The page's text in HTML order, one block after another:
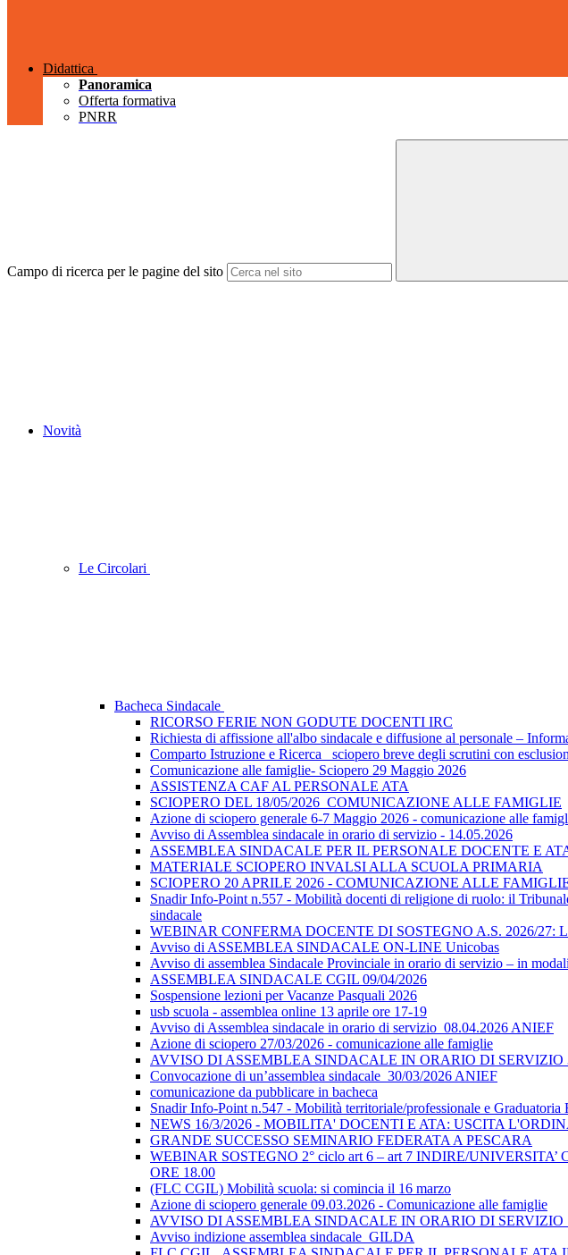
Didattica
Panoramica
Offerta formativa
PNRR
Campo di ricerca per le pagine del sito
Novità
Le Circolari
Bacheca Sindacale
RICORSO FERIE NON GODUTE DOCENTI IRC
Richiesta di affissione all'albo sindacale e diffusione al personale –
Comparto Istruzione e Ricerca_ sciopero breve degli scrutini con
Comunicazione alle famiglie- Sciopero 29 Maggio 2026
ASSISTENZA CAF AL PERSONALE ATA
SCIOPERO DEL 18/05/2026_COMUNICAZIONE ALLE FAMIGLIE
Azione di sciopero generale 6-7 Maggio 2026 - comunicazione alle
Avviso di Assemblea sindacale in orario di servizio - 14.05.2026
ASSEMBLEA SINDACALE PER IL PERSONALE DOCENTE E
MATERIALE SCIOPERO INVALSI ALLA SCUOLA PRIMARIA
SCIOPERO 20 APRILE 2026 - COMUNICAZIONE ALLE
Snadir Info-Point n.557 - Mobilità docenti di religione di ruolo: il
sindacale
WEBINAR CONFERMA DOCENTE DI SOSTEGNO A.S. 2026/27:
Avviso di ASSEMBLEA SINDACALE ON-LINE Unicobas
Avviso di assemblea Sindacale Provinciale in orario di servizio – in
ASSEMBLEA SINDACALE CGIL 09/04/2026
Sospensione lezioni per Vacanze Pasquali 2026
usb scuola - assemblea online 13 aprile ore 17-19
Avviso di Assemblea sindacale in orario di servizio_08.04.2026 ANIEF
Azione di sciopero 27/03/2026 - comunicazione alle famiglie
AVVISO DI ASSEMBLEA SINDACALE IN ORARIO DI SERVIZIO
Convocazione di un’assemblea sindacale_30/03/2026 ANIEF
comunicazione da pubblicare in bacheca
Snadir Info-Point n.547 - Mobilità territoriale/professionale e
NEWS 16/3/2026 - MOBILITA' DOCENTI E ATA: USCITA
GRANDE SUCCESSO SEMINARIO FEDERATA A PESCARA
WEBINAR SOSTEGNO 2° ciclo art 6 – art 7 INDIRE/UNIVERSITA’
ORE 18.00
(FLC CGIL) Mobilità scuola: si comincia il 16 marzo
Azione di sciopero generale 09.03.2026 - Comunicazione alle famiglie
AVVISO DI ASSEMBLEA SINDACALE IN ORARIO DI
Avviso indizione assemblea sindacale_GILDA